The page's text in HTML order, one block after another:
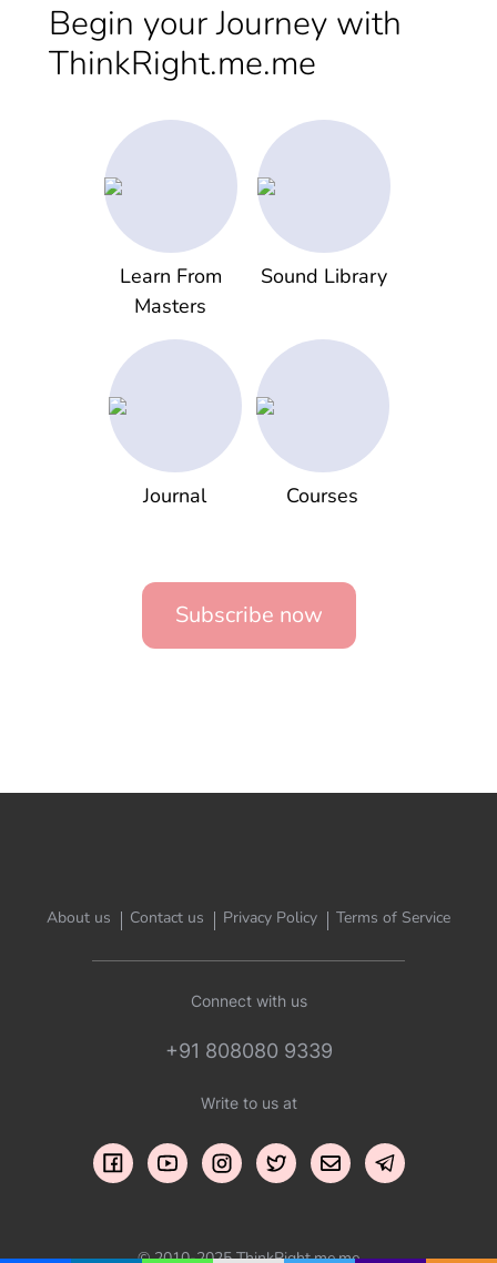
Begin your Journey with
ThinkRight.me.me
Learn From
Masters
Sound Library
Journal Courses
Subscribe now
About us Contact us Privacy Policy Terms of Service
Connect with us
+91 808080 9339
Write to us at
© 2010-2025 ThinkRight.me.me